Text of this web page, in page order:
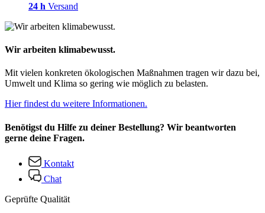
24 h Versand
Wir arbeiten klimabewusst.
Mit vielen konkreten ökologischen Maßnahmen tragen wir dazu bei,
Umwelt und Klima so gering wie möglich zu belasten.
Hier findest du weitere Informationen.
Benötigst du Hilfe zu deiner Bestellung? Wir beantworten
gerne deine Fragen.
Kontakt
Chat
Geprüfte Qualität